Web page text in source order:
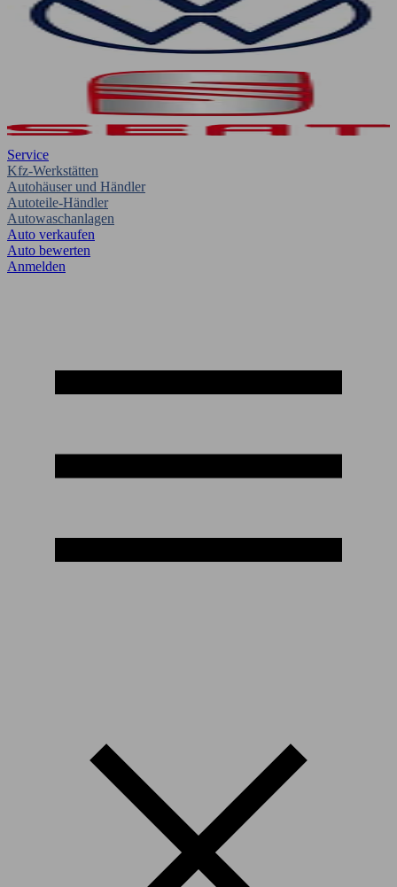
Service
Kfz-Werkstätten
Autohäuser und Händler
Autoteile-Händler
Autowaschanlagen
Auto verkaufen
Auto bewerten
Anmelden